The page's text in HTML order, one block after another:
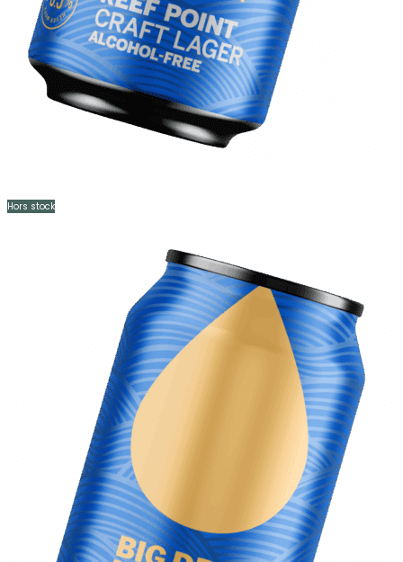
Hors stock